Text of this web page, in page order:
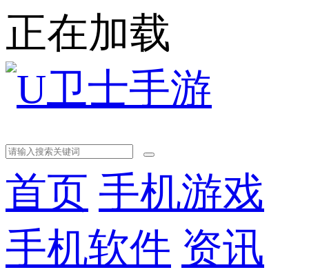
正在加载
首页 手机游戏
手机软件 资讯